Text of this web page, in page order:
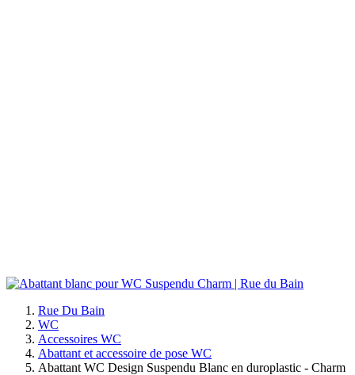
Rue Du Bain
WC
Accessoires WC
Abattant et accessoire de pose WC
Abattant WC Design Suspendu Blanc en duroplastic - Charm